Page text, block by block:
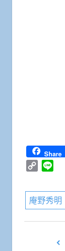
Share
Copy
庵野秀明